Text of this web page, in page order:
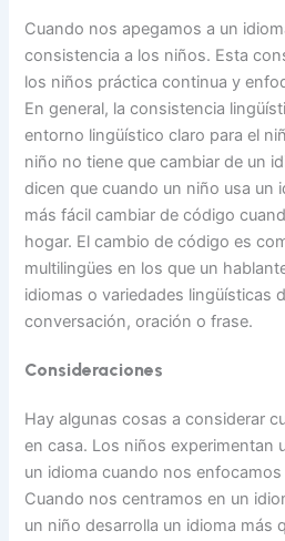
Cuando nos apegamos a un
consistencia a los niños. Esta
los niños práctica continua y
En general, la consistencia
entorno lingüístico claro para el
niño no tiene que cambiar de un
dicen que cuando un niño usa un
más fácil cambiar de código
hogar. El cambio de código es
multilingües en los que un
idiomas o variedades lingüísticas
conversación, oración o frase.
Consideraciones
Hay algunas cosas a considerar
en casa. Los niños experimentan
un idioma cuando nos
Cuando nos centramos en un
un niño desarrolla un idioma más